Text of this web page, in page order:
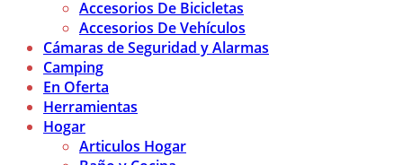
Accesorios De Bicicletas
Accesorios De Vehículos
Cámaras de Seguridad y Alarmas
Camping
En Oferta
Herramientas
Hogar
Articulos Hogar